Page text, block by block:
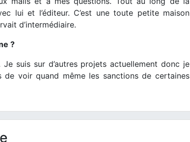
lui et l’éditeur. C’est une toute petite maison
d’intermédiaire.
?
Je suis sur d’autres projets actuellement donc je
de voir quand même les sanctions de certaines